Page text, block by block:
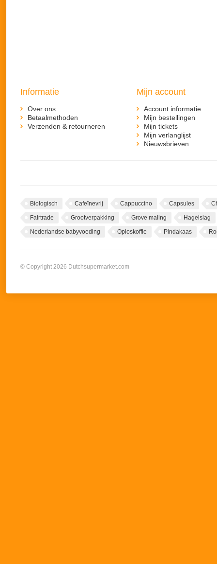
Informatie
Over ons
Betaalmethoden
Verzenden & retourneren
Mijn account
Account informatie
Mijn bestellingen
Mijn tickets
Mijn verlanglijst
Nieuwsbrieven
Biologisch Cafeïnevrij Cappuccino Capsules
Fairtrade Grootverpakking Grove maling Hagelslag
Nederlandse babyvoeding Oploskoffie Pindakaas
© Copyright 2026 Dutchsupermarket.com